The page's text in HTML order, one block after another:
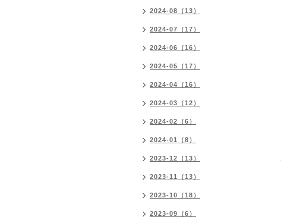
2024-08（13）
2024-07（17）
2024-06（16）
2024-05（17）
2024-04（16）
2024-03（12）
2024-02（6）
2024-01（8）
2023-12（13）
2023-11（13）
2023-10（18）
2023-09（6）